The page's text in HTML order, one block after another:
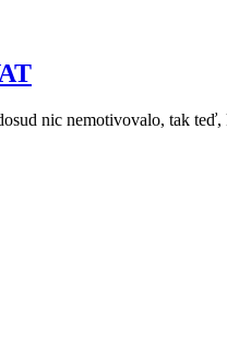
nic nemotivovalo, tak